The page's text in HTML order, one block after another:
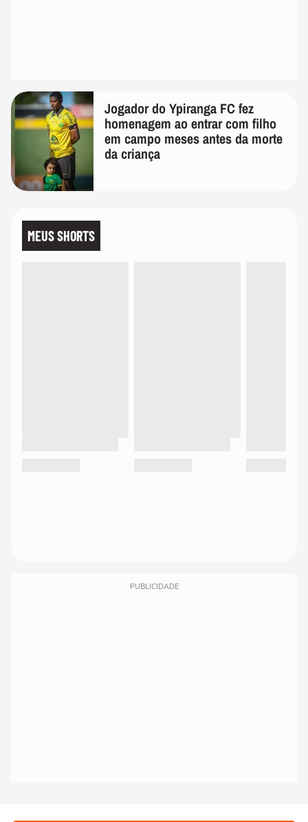
Jogador do Ypiranga FC fez
homenagem ao entrar com filho
em campo meses antes da morte
da criança
MEUS SHORTS
PUBLICIDADE